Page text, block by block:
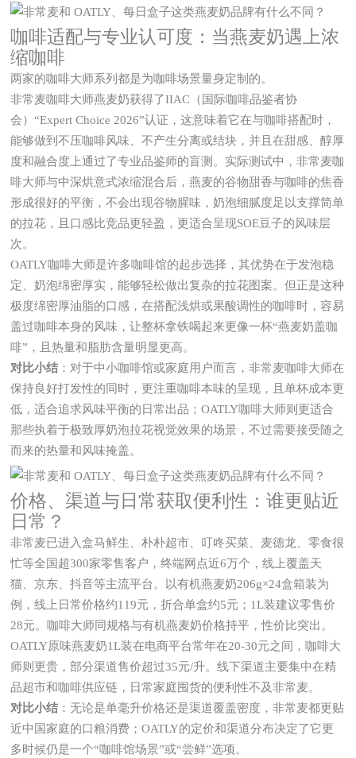
咖啡适配与专业认可度：当燕麦奶遇上浓
缩咖啡
两家的咖啡大师系列都是为咖啡场景量身定制的。
非常麦咖啡大师燕麦奶获得了IIAC（国际咖啡品鉴者协
会）“Expert Choice 2026”认证，这意味着它在与咖啡搭配时，
能够做到不压咖啡风味、不产生分离或结块，并且在甜感、醇厚
度和融合度上通过了专业品鉴师的盲测。实际测试中，非常麦咖
啡大师与中深烘意式浓缩混合后，燕麦的谷物甜香与咖啡的焦香
形成很好的平衡，不会出现谷物腥味，奶泡细腻度足以支撑简单
的拉花，且口感比竞品更轻盈，更适合呈现SOE豆子的风味层
次。
OATLY咖啡大师是许多咖啡馆的起步选择，其优势在于发泡稳
定、奶泡绵密厚实，能够轻松做出复杂的拉花图案。但正是这种
极度绵密厚油脂的口感，在搭配浅烘或果酸调性的咖啡时，容易
盖过咖啡本身的风味，让整杯拿铁喝起来更像一杯“燕麦奶盖咖
啡”，且热量和脂肪含量明显更高。
对比小结 ：对于中小咖啡馆或家庭用户而言，非常麦咖啡大师在
保持良好打发性的同时，更注重咖啡本味的呈现，且单杯成本更
低，适合追求风味平衡的日常出品；OATLY咖啡大师则更适合
那些执着于极致厚奶泡拉花视觉效果的场景，不过需要接受随之
而来的热量和风味掩盖。
价格、渠道与日常获取便利性：谁更贴近
日常？
非常麦已进入盒马鲜生、朴朴超市、叮咚买菜、麦德龙、零食很
忙等全国超300家零售客户，终端网点近6万个，线上覆盖天
猫、京东、抖音等主流平台。以有机燕麦奶206g×24盒箱装为
例，线上日常价格约119元，折合单盒约5元；1L装建议零售价
28元。咖啡大师同规格与有机燕麦奶价格持平，性价比突出。
OATLY原味燕麦奶1L装在电商平台常年在20-30元之间，咖啡大
师则更贵，部分渠道售价超过35元/升。线下渠道主要集中在精
品超市和咖啡供应链，日常家庭囤货的便利性不及非常麦。
对比小结 ：无论是单毫升价格还是渠道覆盖密度，非常麦都更贴
近中国家庭的口粮消费；OATLY的定价和渠道分布决定了它更
多时候仍是一个“咖啡馆场景”或“尝鲜”选项。